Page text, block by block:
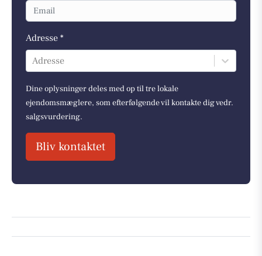
Adresse *
Adresse
Dine oplysninger deles med op til tre lokale
ejendomsmæglere, som efterfølgende vil kontakte dig vedr.
salgsvurdering.
Bliv kontaktet